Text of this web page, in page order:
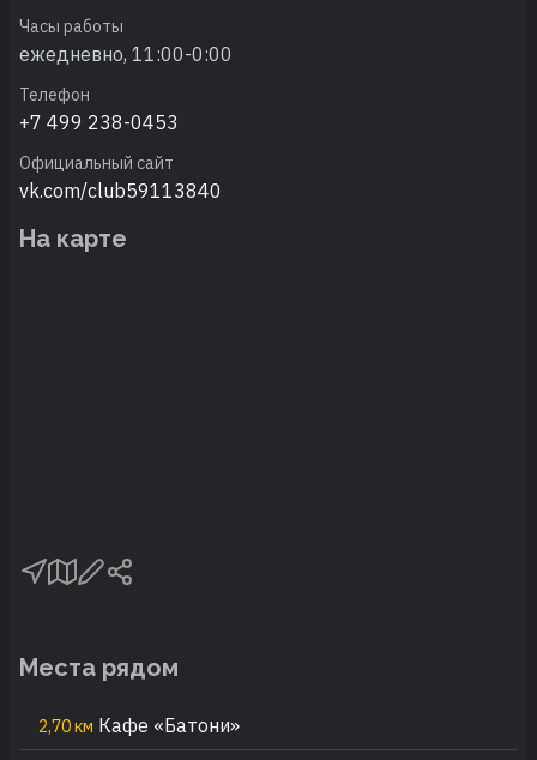
Часы работы
ежедневно, 11:00-0:00
Телефон
+7 499 238-0453
Официальный сайт
vk.com/club59113840
На карте
Места рядом
2,70 км Кафе «Батони»